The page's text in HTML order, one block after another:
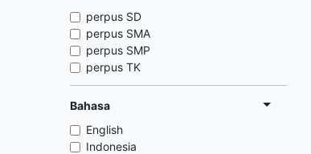
perpus SD
perpus SMA
perpus SMP
perpus TK
Bahasa
English
Indonesia